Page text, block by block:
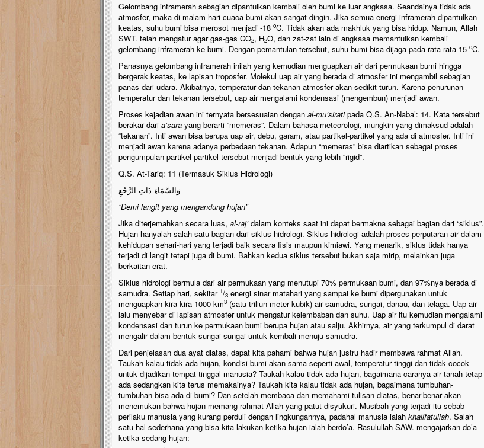
Gelombang inframerah sebagian dipantulkan kembali oleh bumi ke luar angkasa. Seandainya tidak ada
atmosfer, maka di malam hari cuaca bumi akan sangat dingin. Jika semua energi inframerah dipantulkan
keatas, suhu bumi bisa merosot menjadi -18 oC. Tidak akan ada makhluk yang bisa hidup. Namun, Allah
SWT. telah mengatur agar gas-gas CO2, H2O, dan zat-zat lain di angkasa memantulkan kembali
gelombang inframerah ke bumi. Dengan pemantulan tersebut, suhu bumi bisa dijaga pada rata-rata 15 oC.
Panasnya gelombang inframerah inilah yang kemudian menguapkan air dari permukaan bumi hingga
bergerak keatas, ke lapisan troposfer. Molekul uap air yang berada di atmosfer ini mengambil sebagian
panas dari udara. Akibatnya, temperatur dan tekanan atmosfer akan sedikit turun. Karena penurunan
temperatur dan tekanan tersebut, uap air mengalami kondensasi (mengembun) menjadi awan.
Proses kejadian awan ini ternyata bersesuaian dengan al-mu’siratipada Q.S. An-Naba’: 14. Kata tersebut
berakar dari a’sara yang berarti “memeras”. Dalam bahasa meteorologi, mungkin yang dimaksud adalah
“tekanan”. Inti awan bisa berupa uap air, debu, garam, atau partikel-partikel yang ada di atmosfer. Inti ini
menjadi awan karena adanya perbedaan tekanan. Adapun “memeras” bisa diartikan sebagai proses
pengumpulan partikel-partikel tersebut menjadi bentuk yang lebih “rigid”.
Q.S. At-Tariq: 11 (Termasuk Siklus Hidrologi)
وَالسَّمَاءِ ذَاتِ الرَّجْعِ
“Demi langit yang mengandung hujan”
Jika diterjemahkan secara luas, al-raj’dalam konteks saat ini dapat bermakna sebagai bagian dari “siklus”.
Hujan hanyalah salah satu bagian dari siklus hidrologi. Siklus hidrologi adalah proses perputaran air dalam
kehidupan sehari-hari yang terjadi baik secara fisis maupun kimiawi. Yang menarik, siklus tidak hanya
terjadi di langit tetapi juga di bumi. Bahkan kedua siklus tersebut bukan saja mirip, melainkan juga
berkaitan erat.
Siklus hidrologi bermula dari air permukaan yang menutupi 70% permukaan bumi, dan 97%nya berada di
samudra. Setiap hari, sekitar 1/3 energi sinar matahari yang sampai ke bumi dipergunakan untuk
menguapkan kira-kira 1000 km3 (satu triliun meter kubik) air samudra, sungai, danau, dan telaga. Uap air
lalu menyebar di lapisan atmosfer untuk mengatur kelembaban dan suhu. Uap air itu kemudian mengalami
kondensasi dan turun ke permukaan bumi berupa hujan atau salju. Akhirnya, air yang terkumpul di darat
mengalir dalam bentuk sungai-sungai untuk kembali menuju samudra.
Dari penjelasan dua ayat diatas, dapat kita pahami bahwa hujan justru hadir membawa rahmat Allah.
Taukah kalau tidak ada hujan, kondisi bumi akan sama seperti awal, temperatur tinggi dan tidak cocok
untuk dijadikan tempat tinggal manusia? Taukah kalau tidak ada hujan, bagaimana caranya air tanah tetap
ada sedangkan kita terus memakainya? Taukah kita kalau tidak ada hujan, bagaimana tumbuhan-
tumbuhan bisa ada di bumi? Dan setelah membaca dan memahami tulisan diatas, benar-benar akan
menemukan bahwa hujan memang rahmat Allah yang patut disyukuri. Musibah yang terjadi itu sebab
perilaku manusia yang kurang perduli dengan lingkungannya, padahal manusia ialah khalifatullah. Salah
satu hal sederhana yang bisa kita lakukan ketika hujan ialah berdo’a. Rasulullah SAW. mengajarkan do’a
ketika sedang hujan: